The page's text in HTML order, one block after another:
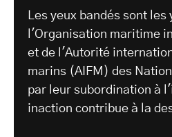
Les yeux bandés sont les
l'Organisation maritime
et de l'Autorité
marins (AIFM) des
par leur subordination à
inaction contribue à la